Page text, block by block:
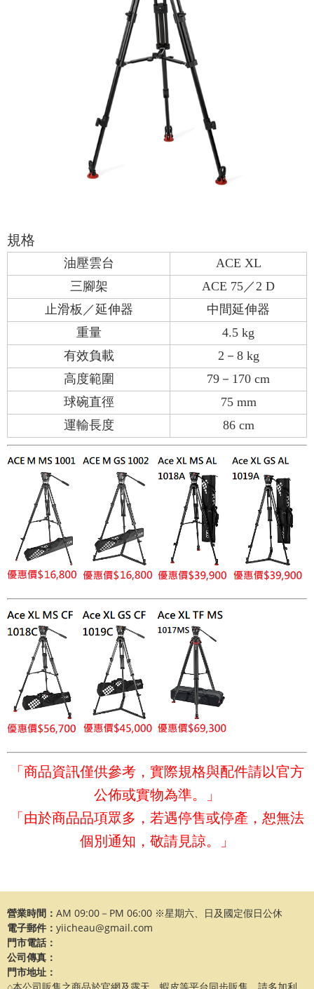
規格
油壓雲台
ACE XL
三腳架
ACE 75／2 D
止滑板／延伸器
中間延伸器
重量
4.5 kg
有效負載
2－8 kg
高度範圍
79－170 cm
球碗直徑
75 mm
運輸長度
86 cm
「商品資訊僅供參考，實際規格與配件請以官方
公佈或實物為準。」
「由於商品品項眾多，若遇停售或停產，恕無法
個別通知，敬請見諒。」
營業時間： AM 09:00－PM 06:00 ※星期六、日及國定假日公休
電子郵件： yiicheau@gmail.com
門市電話：
公司傳真：
門市地址：